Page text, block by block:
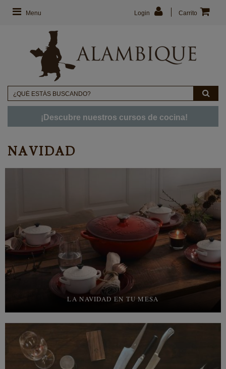
Menu Carrito
Login
¡Descubre nuestros cursos de cocina!
NAVIDAD
LA NAVIDAD EN TU MESA